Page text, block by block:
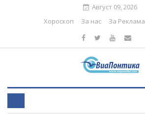
Август 09, 2026
Хороскоп
За нас За Реклама